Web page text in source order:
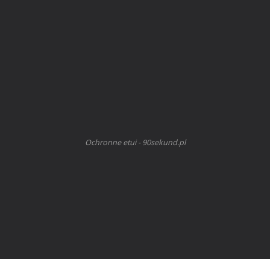
Ochronne etui - 90sekund.pl